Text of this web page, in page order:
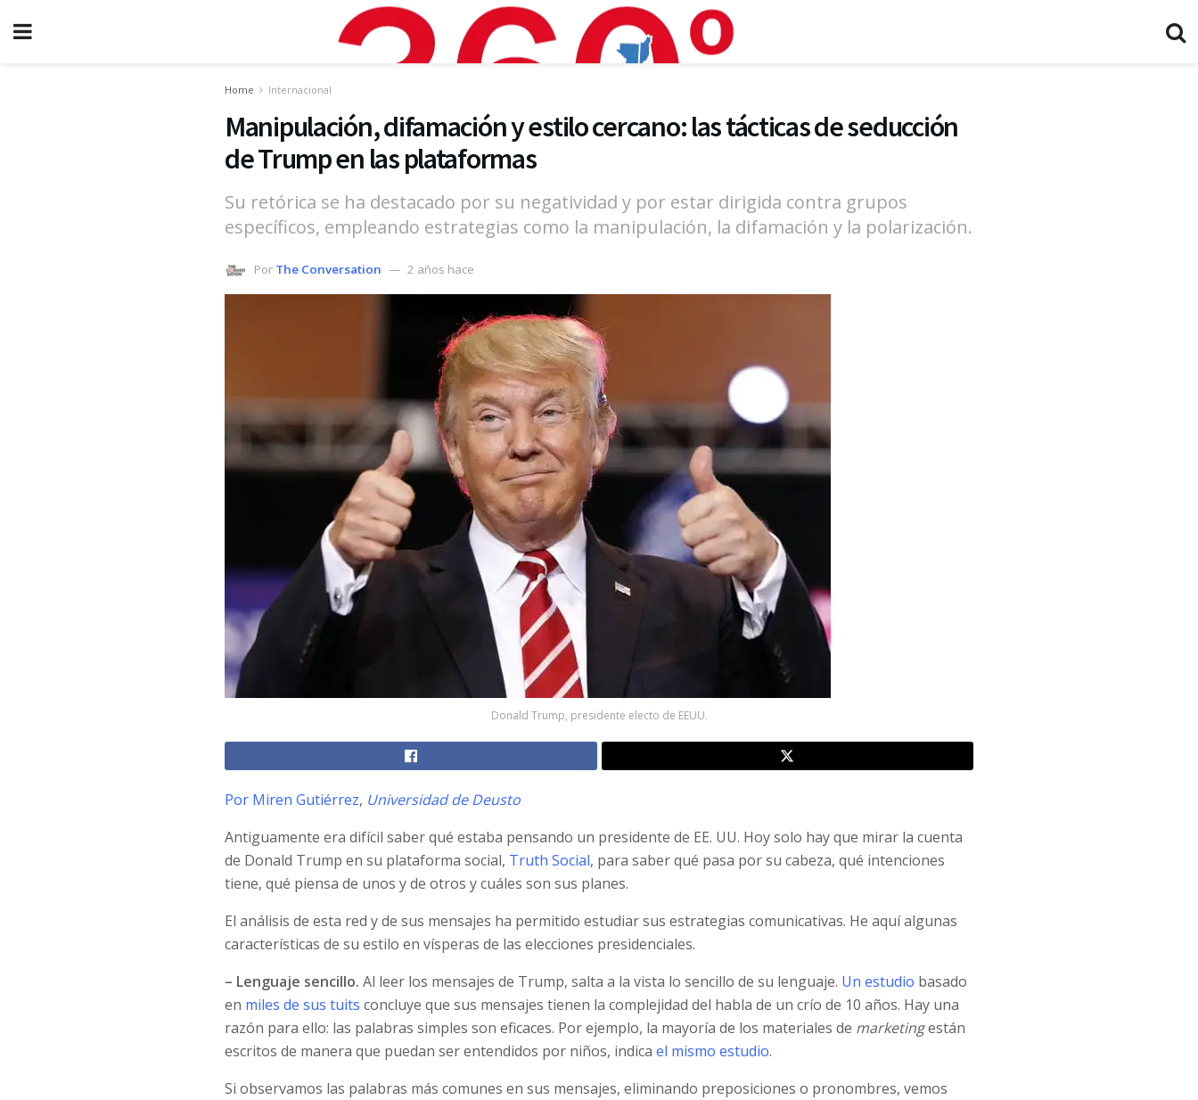
Home Internacional
Manipulación, difamación y estilo cercano: las tácticas de seducción
de Trump en las plataformas
Su retórica se ha destacado por su negatividad y por estar dirigida contra grupos
específicos, empleando estrategias como la manipulación, la difamación y la polarización.
Por The Conversation 2 años hace
Donald Trump, presidente electo de EEUU.
Por Miren Gutiérrez, Universidad de Deusto
Antiguamente era difícil saber qué estaba pensando un presidente de EE. UU. Hoy solo hay que mirar la cuenta
de Donald Trump en su plataforma social, Truth Social, para saber qué pasa por su cabeza, qué intenciones
tiene, qué piensa de unos y de otros y cuáles son sus planes.
El análisis de esta red y de sus mensajes ha permitido estudiar sus estrategias comunicativas. He aquí algunas
características de su estilo en vísperas de las elecciones presidenciales.
– Lenguaje sencillo. Al leer los mensajes de Trump, salta a la vista lo sencillo de su lenguaje. Un estudio basado
en miles de sus tuits concluye que sus mensajes tienen la complejidad del habla de un crío de 10 años. Hay una
razón para ello: las palabras simples son eficaces. Por ejemplo, la mayoría de los materiales de marketingestán
escritos de manera que puedan ser entendidos por niños, indica el mismo estudio.
Si observamos las palabras más comunes en sus mensajes, eliminando preposiciones o pronombres, vemos